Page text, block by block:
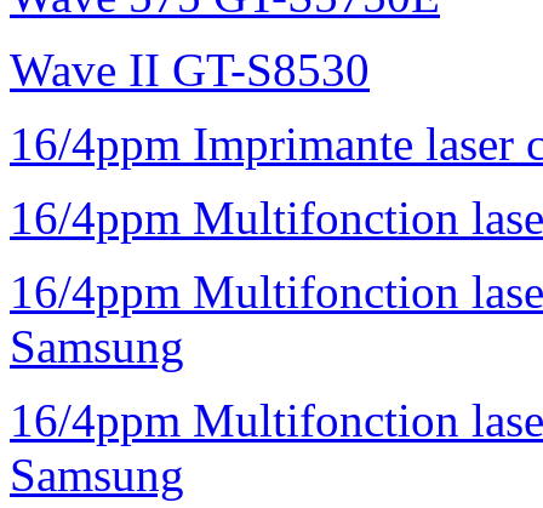
Wave II GT-S8530
16/4ppm Imprimante laser
16/4ppm Multifonction
16/4ppm Multifonction
Samsung
16/4ppm Multifonction
Samsung